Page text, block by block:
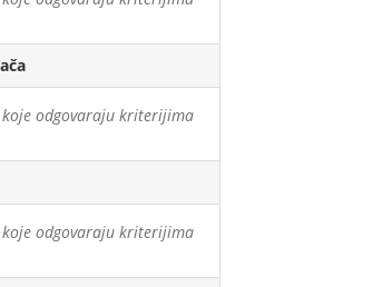
koje odgovaraju kriterijima
koje odgovaraju kriterijima